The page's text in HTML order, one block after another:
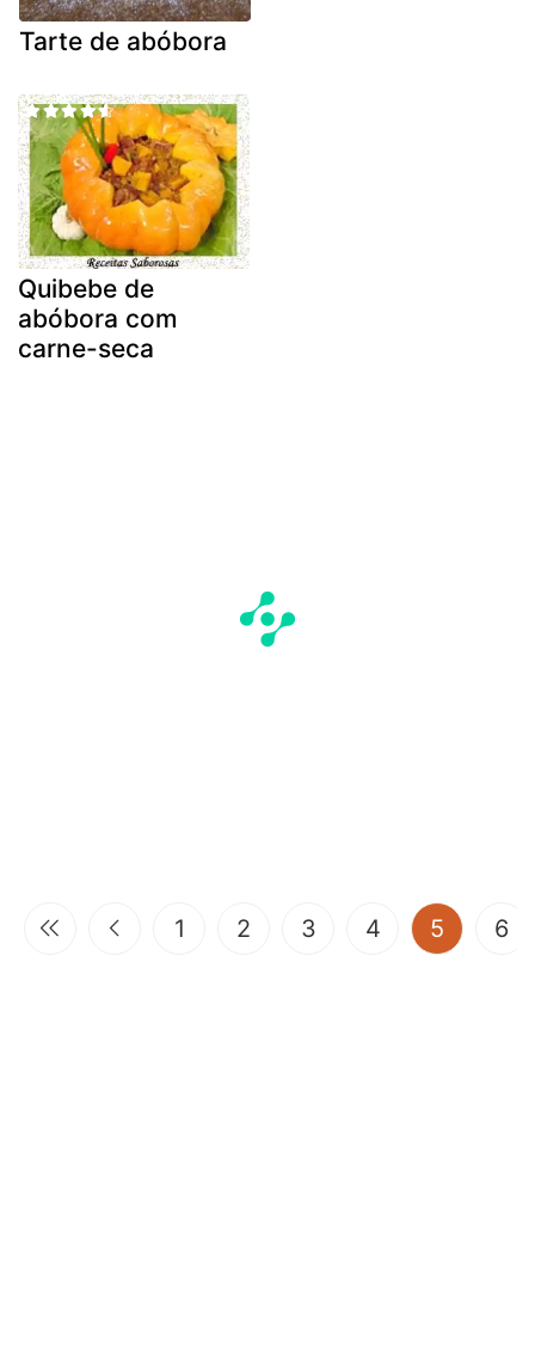
Tarte de abóbora
Quibebe de
abóbora com
carne-seca
1 2 3 4 5 6